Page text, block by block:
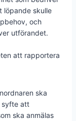
löpande skulle
och
utförandet.
att rapportera
ska
syfte att
ska anmälas